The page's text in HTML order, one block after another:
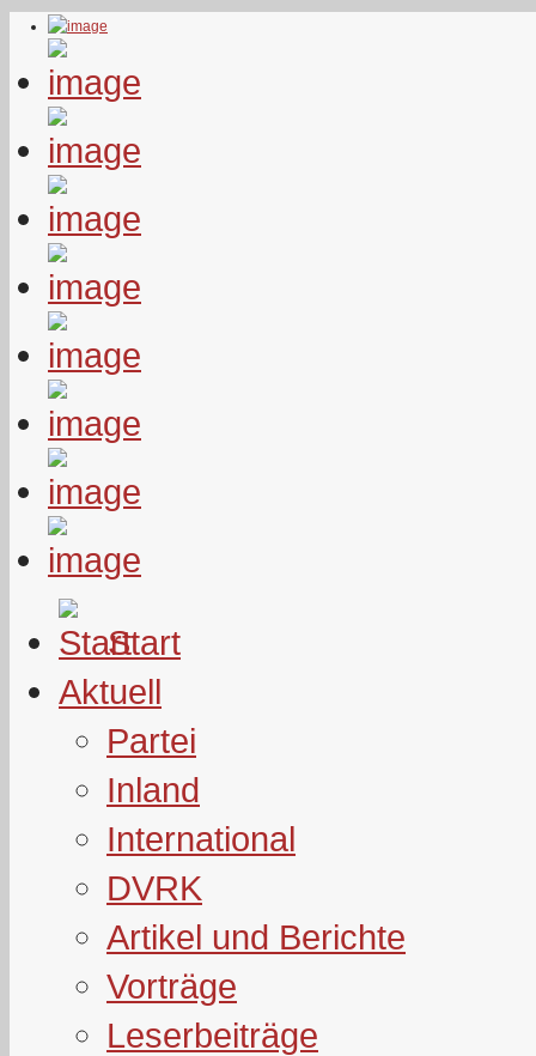
Start
Aktuell
Partei
Inland
International
DVRK
Artikel und Berichte
Vorträge
Leserbeiträge